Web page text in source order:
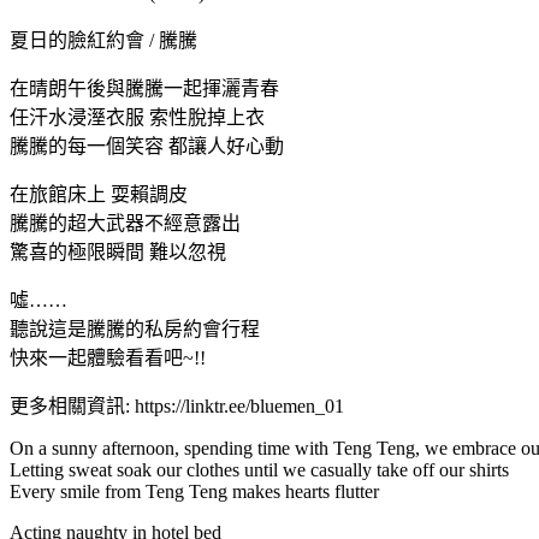
夏日的臉紅約會 / 騰騰
在晴朗午後與騰騰一起揮灑青春
任汗水浸溼衣服 索性脫掉上衣
騰騰的每一個笑容 都讓人好心動
在旅館床上 耍賴調皮
騰騰的超大武器不經意露出
驚喜的極限瞬間 難以忽視
噓……
聽說這是騰騰的私房約會行程
快來一起體驗看看吧~!!
更多相關資訊: https://linktr.ee/bluemen_01
On a sunny afternoon, spending time with Teng Teng, we embrace
Letting sweat soak our clothes until we casually take off our shirts
Every smile from Teng Teng makes hearts flutter
Acting naughty in hotel bed